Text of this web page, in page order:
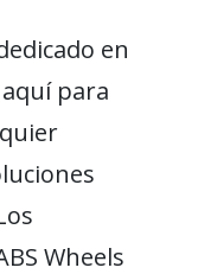
en
para
Wheels